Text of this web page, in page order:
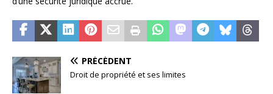
PRÉCÉDENT
Droit de propriété et ses limites